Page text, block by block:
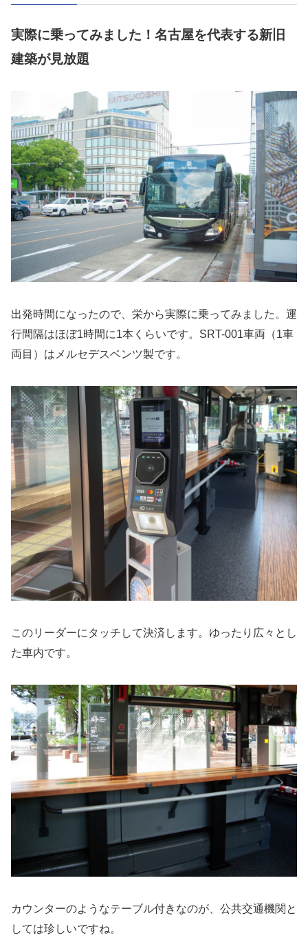
実際に乗ってみました！名古屋を代表する新旧
建築が見放題
出発時間になったので、栄から実際に乗ってみました。運
行間隔はほぼ1時間に1本くらいです。SRT-001車両（1車
両目）はメルセデスベンツ製です。
このリーダーにタッチして決済します。ゆったり広々とし
た車内です。
カウンターのようなテーブル付きなのが、公共交通機関と
しては珍しいですね。